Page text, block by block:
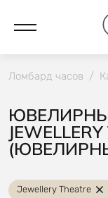
Ломбард часов /
Jewellery Theatre